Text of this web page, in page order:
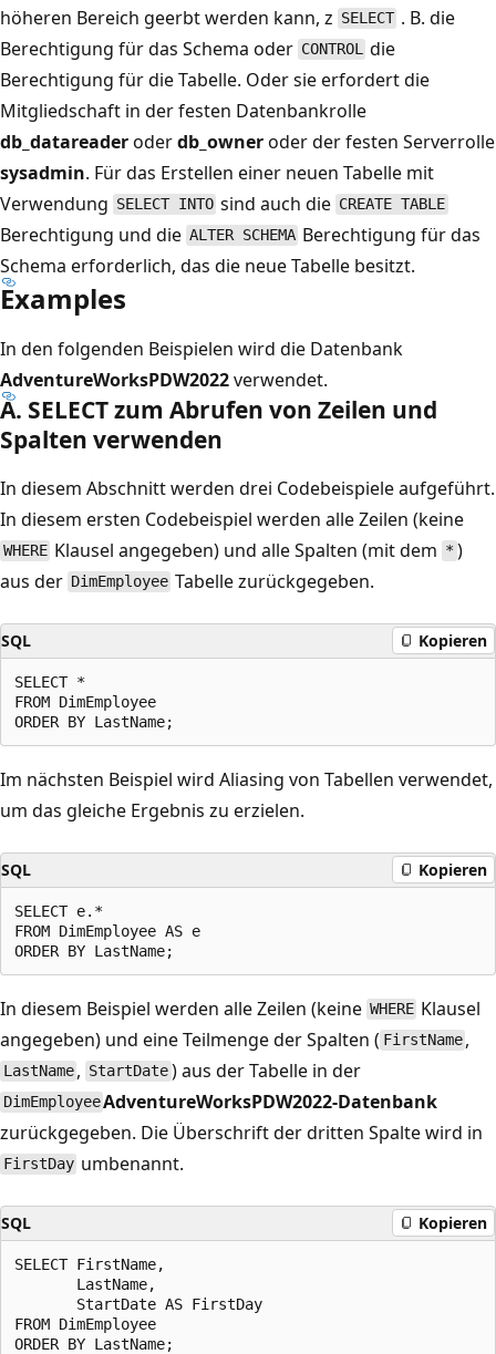
höheren Bereich geerbt werden kann, z SELECT . B. die
Berechtigung für das Schema oder CONTROL die
Berechtigung für die Tabelle. Oder sie erfordert die
Mitgliedschaft in der festen Datenbankrolle
db_datareaderoderdb_owneroder der festen Serverrolle
sysadmin. Für das Erstellen einer neuen Tabelle mit
Verwendung SELECT INTO sind auch die CREATE TABLE
Berechtigung und die ALTER SCHEMA Berechtigung für das
Schema erforderlich, das die neue Tabelle besitzt.
Examples
In den folgenden Beispielen wird die Datenbank
AdventureWorksPDW2022verwendet.
A. SELECT zum Abrufen von Zeilen und
Spalten verwenden
In diesem Abschnitt werden drei Codebeispiele aufgeführt.
In diesem ersten Codebeispiel werden alle Zeilen (keine
WHERE Klausel angegeben) und alle Spalten (mit dem * )
aus der DimEmployee Tabelle zurückgegeben.
SQL Kopieren
SELECT *
FROM DimEmployee
Im nächsten Beispiel wird Aliasing von Tabellen verwendet,
um das gleiche Ergebnis zu erzielen.
SQL Kopieren
SELECT e.*
FROM DimEmployee AS e
In diesem Beispiel werden alle Zeilen (keine WHERE Klausel
angegeben) und eine Teilmenge der Spalten ( FirstName ,
LastName , StartDate) aus der Tabelle in der
DimEmployeeAdventureWorksPDW2022-Datenbank
zurückgegeben. Die Überschrift der dritten Spalte wird in
FirstDay umbenannt.
SQL Kopieren
SELECT FirstName,
       LastName,
       StartDate AS FirstDay
FROM DimEmployee